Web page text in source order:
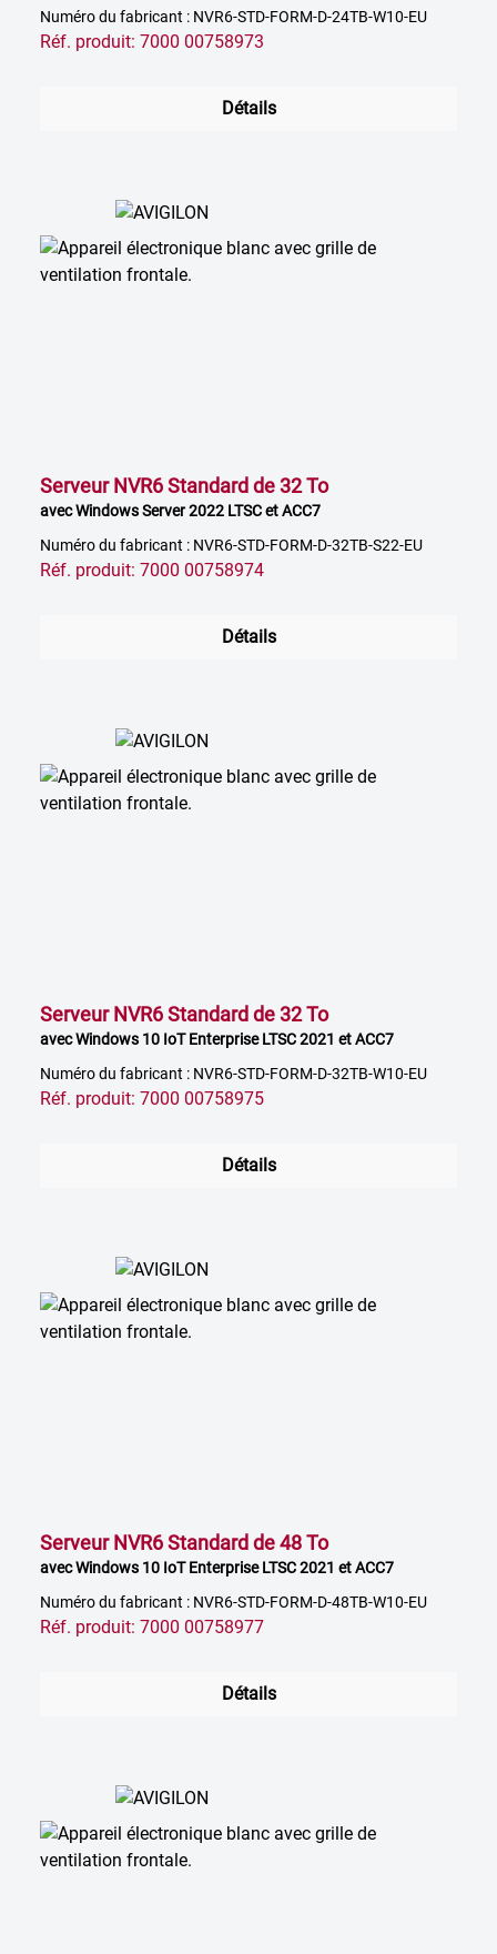
Numéro du fabricant : NVR6-STD-FORM-D-24TB-W10-EU
Réf. produit: 7000 00758973
Détails
Serveur NVR6 Standard de 32 To
avec Windows Server 2022 LTSC et ACC7
Numéro du fabricant : NVR6-STD-FORM-D-32TB-S22-EU
Réf. produit: 7000 00758974
Détails
Serveur NVR6 Standard de 32 To
avec Windows 10 IoT Enterprise LTSC 2021 et ACC7
Numéro du fabricant : NVR6-STD-FORM-D-32TB-W10-EU
Réf. produit: 7000 00758975
Détails
Serveur NVR6 Standard de 48 To
avec Windows 10 IoT Enterprise LTSC 2021 et ACC7
Numéro du fabricant : NVR6-STD-FORM-D-48TB-W10-EU
Réf. produit: 7000 00758977
Détails